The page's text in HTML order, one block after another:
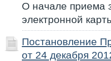
О начале приема
электронной
Постановление
от 24 декабря